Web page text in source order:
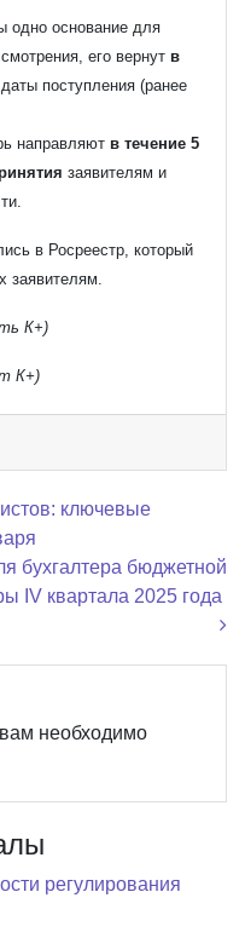
одно основание для
его вернут в
поступления (ранее
направляют в течение 5
заявителям и
в Росреестр, который
заявителям.
К+)
К+)
ключевые
бухгалтера бюджетной
IV квартала 2025 года
необходимо
регулирования